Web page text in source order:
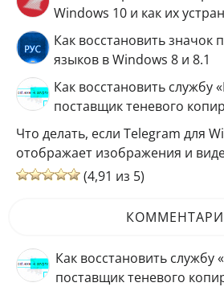
Windows 10 и как их
Как восстановить значок
языков в Windows 8 и 8.1
Как восстановить
поставщик теневого
Что делать, если Telegram для
отображает изображения и
(4,91 из 5)
Как восстановить
поставщик теневого